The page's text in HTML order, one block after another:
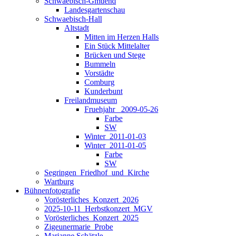
Landesgartenschau
Schwaebisch-Hall
Altstadt
Mitten im Herzen Halls
Ein Stück Mittelalter
Brücken und Stege
Bummeln
Vorstädte
Comburg
Kunderbunt
Freilandmuseum
Fruehjahr _2009-05-26
Farbe
SW
Winter_2011-01-03
Winter_2011-01-05
Farbe
SW
Segringen_Friedhof_und_Kirche
Wartburg
Bühnenfotografie
Vorösterliches_Konzert_2026
2025-10-11_Herbstkonzert_MGV
Vorösterliches_Konzert_2025
Zigeunermarie_Probe